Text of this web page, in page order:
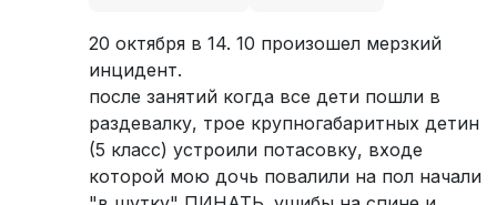
20 октября в 14. 10 произошел мерзкий
инцидент.
после занятий когда все дети пошли в
раздевалку, трое крупногабаритных детин
(5 класс) устроили потасовку, входе
которой мою дочь повалили на пол начали